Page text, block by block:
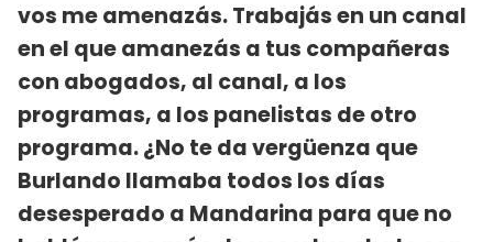
vos me amenazás. Trabajás en un canal
en el que amanezás a tus compañeras
con abogados, al canal, a los
programas, a los panelistas de otro
programa. ¿No te da vergüenza que
Burlando llamaba todos los días
desesperado a Mandarina para que no